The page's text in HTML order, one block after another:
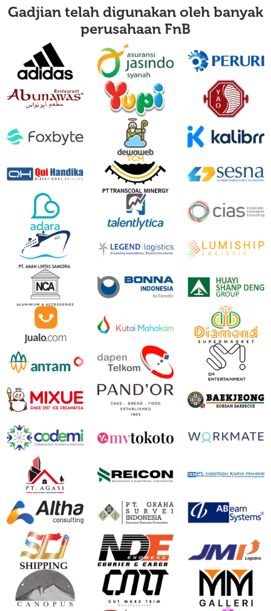
Gadjian telah digunakan oleh banyak
perusahaanIT